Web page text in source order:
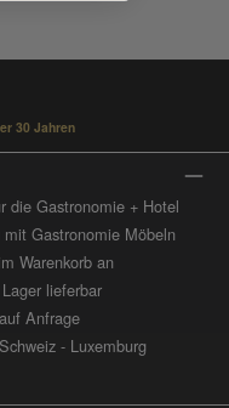
30 Jahren
die Gastronomie + Hotel
Gastronomie Möbeln
Warenkorb an
lieferbar
Anfrage
- Luxemburg